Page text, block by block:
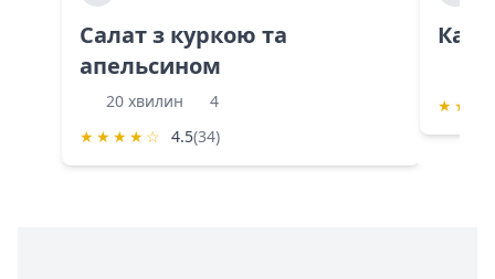
Салат з куркою та
апельсином
20 хвилин
4
★ ★ ★ ★ ☆ 4.5(34)
★ ★